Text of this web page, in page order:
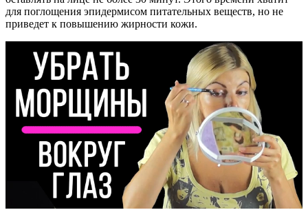
для поглощения эпидермисом питательных веществ, но не
приведет к повышению жирности кожи.